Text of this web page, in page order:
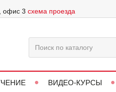
офис 3 схема проезда
ВИДЕО-КУРСЫ